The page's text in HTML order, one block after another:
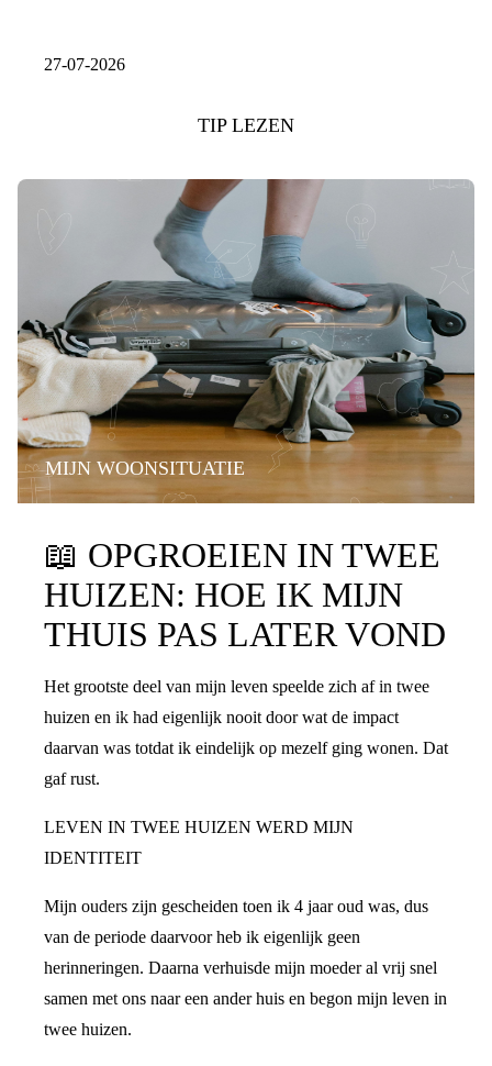
27-07-2026
TIP LEZEN
MIJN WOONSITUATIE
📖 OPGROEIEN IN TWEE
HUIZEN: HOE IK MIJN
THUIS PAS LATER VOND
Het grootste deel van mijn leven speelde zich af in twee
huizen en ik had eigenlijk nooit door wat de impact
daarvan was totdat ik eindelijk op mezelf ging wonen. Dat
gaf rust.
LEVEN IN TWEE HUIZEN WERD MIJN
IDENTITEIT
Mijn ouders zijn gescheiden toen ik 4 jaar oud was, dus
van de periode daarvoor heb ik eigenlijk geen
herinneringen. Daarna verhuisde mijn moeder al vrij snel
samen met ons naar een ander huis en begon mijn leven in
twee huizen.